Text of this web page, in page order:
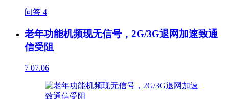
问答 4
老年功能机频现无信号，2G/3G退网加速致通
信受阻
7 07.06